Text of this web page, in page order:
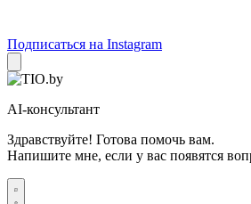
Подписаться на Instagram
AI-консультант
Здравствуйте! Готова помочь вам.
Напишите мне, если у вас появятся